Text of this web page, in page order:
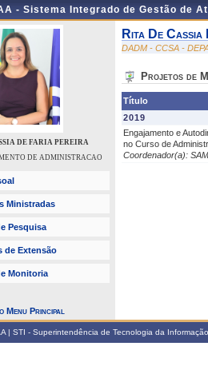
- Sistema Integrado de Gestão de
DE FARIA PEREIRA
DE ADMINISTRACAO
Ministradas
Pesquisa
de Extensão
Monitoria
Menu Principal
Rita De
DADM - CCSA -
Projetos de
Título
2019
Engajamento e
no Curso de
Coordenador(a):
| STI - Superintendência de Tecnologia da